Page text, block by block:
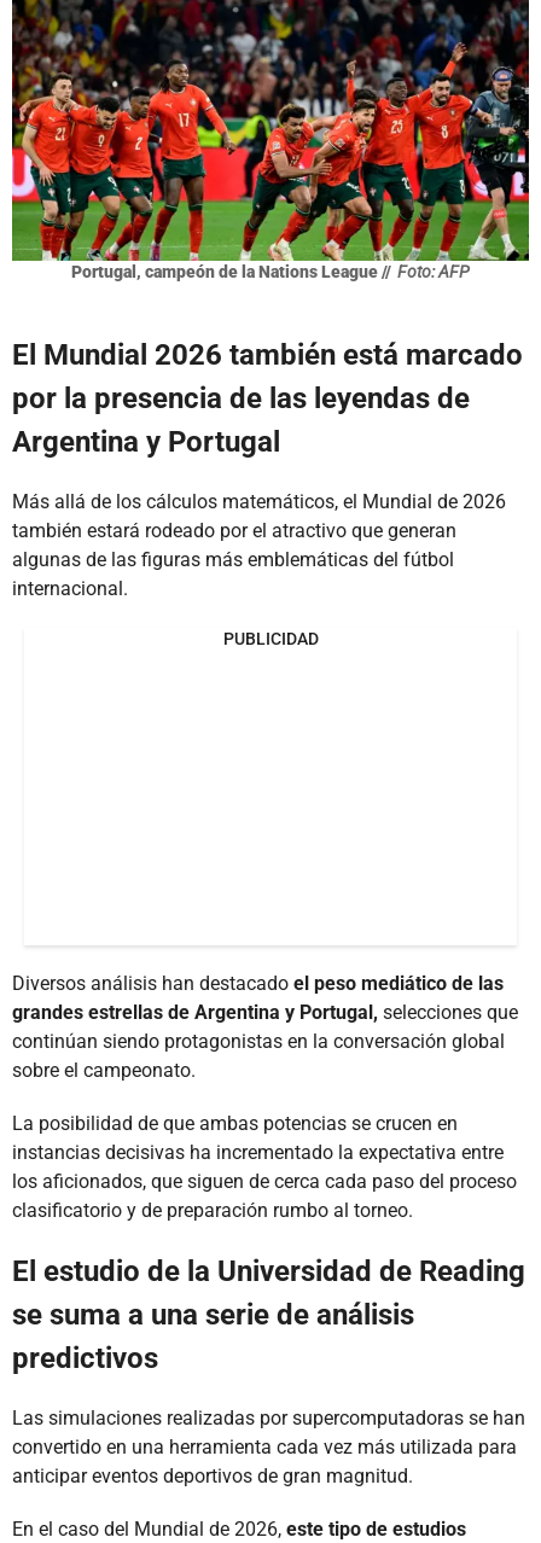
Portugal, campeón de la Nations League // Foto: AFP
El Mundial 2026 también está marcado
por la presencia de las leyendas de
Argentina y Portugal
Más allá de los cálculos matemáticos, el Mundial de 2026
también estará rodeado por el atractivo que generan
algunas de las figuras más emblemáticas del fútbol
internacional.
PUBLICIDAD
Diversos análisis han destacado el peso mediático de las
grandes estrellas de Argentina y Portugal, selecciones que
continúan siendo protagonistas en la conversación global
sobre el campeonato.
La posibilidad de que ambas potencias se crucen en
instancias decisivas ha incrementado la expectativa entre
los aficionados, que siguen de cerca cada paso del proceso
clasificatorio y de preparación rumbo al torneo.
El estudio de la Universidad de Reading
se suma a una serie de análisis
predictivos
Las simulaciones realizadas por supercomputadoras se han
convertido en una herramienta cada vez más utilizada para
anticipar eventos deportivos de gran magnitud.
En el caso del Mundial de 2026, este tipo de estudios